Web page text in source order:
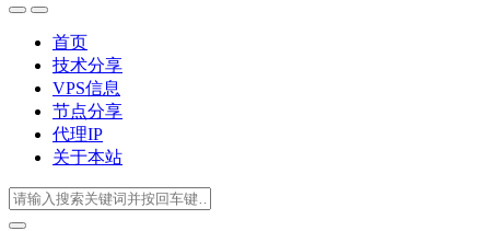
首页
技术分享
VPS信息
节点分享
代理IP
关于本站